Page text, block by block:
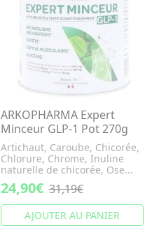
ARKOPHARMA Expert
Minceur GLP-1 Pot 270g
Artichaut, Caroube, Chicorée,
Chlorure, Chrome, Inuline
naturelle de chicorée, Ose...
24,90€ 31,19€
AJOUTER AU PANIER